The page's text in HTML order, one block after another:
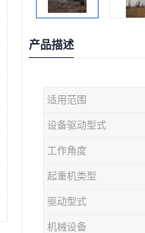
产品描述
适用范围
设备驱动型式
工作角度
起重机类型
驱动型式
机械设备